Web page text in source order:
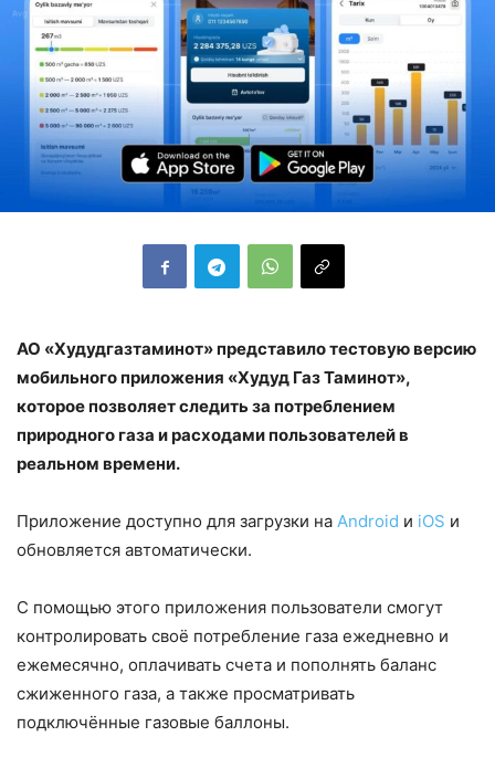
АО «Худудгазтаминот» представило тестовую версию
мобильного приложения «Худуд Газ Таминот»,
которое позволяет следить за потреблением
природного газа и расходами пользователей в
реальном времени.
Приложение доступно для загрузки на Android и iOS и
обновляется автоматически.
С помощью этого приложения пользователи смогут
контролировать своё потребление газа ежедневно и
ежемесячно, оплачивать счета и пополнять баланс
сжиженного газа, а также просматривать
подключённые газовые баллоны.